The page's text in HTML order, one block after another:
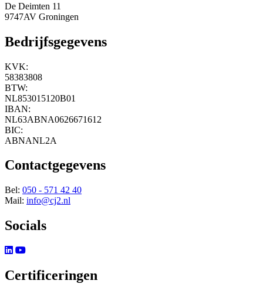
De Deimten 11
9747AV Groningen
Bedrijfsgegevens
KVK:
58383808
BTW:
NL853015120B01
IBAN:
NL63ABNA0626671612
BIC:
ABNANL2A
Contactgegevens
Bel: 050 - 571 42 40
Mail: info@cj2.nl
Socials
Certificeringen